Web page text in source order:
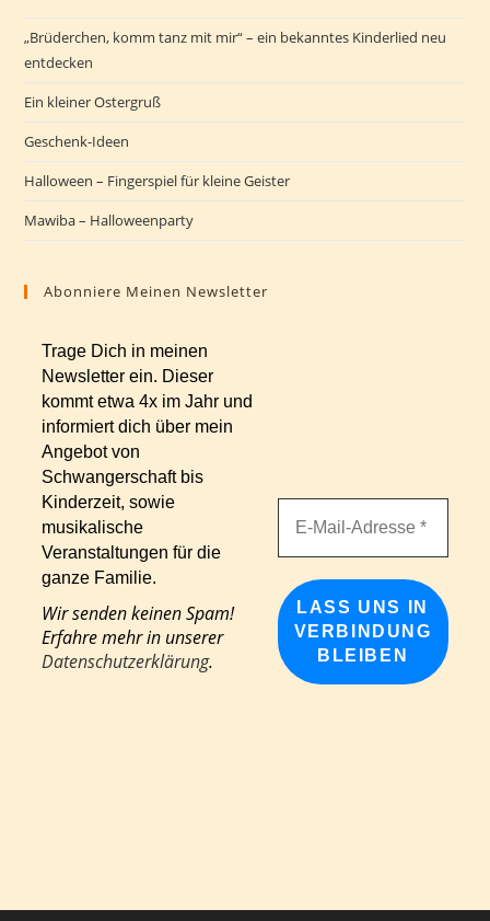
„Brüderchen, komm tanz mit mir“ – ein bekanntes Kinderlied neu
entdecken
Ein kleiner Ostergruß
Geschenk-Ideen
Halloween – Fingerspiel für kleine Geister
Mawiba – Halloweenparty
Abonniere Meinen Newsletter
Trage Dich in meinen
Newsletter ein. Dieser
kommt etwa 4x im Jahr und
informiert dich über mein
Angebot von
Schwangerschaft bis
Kinderzeit, sowie
musikalische
Veranstaltungen für die
ganze Familie.
Wir senden keinen Spam!
Erfahre mehr in unserer
Datenschutzerklärung.